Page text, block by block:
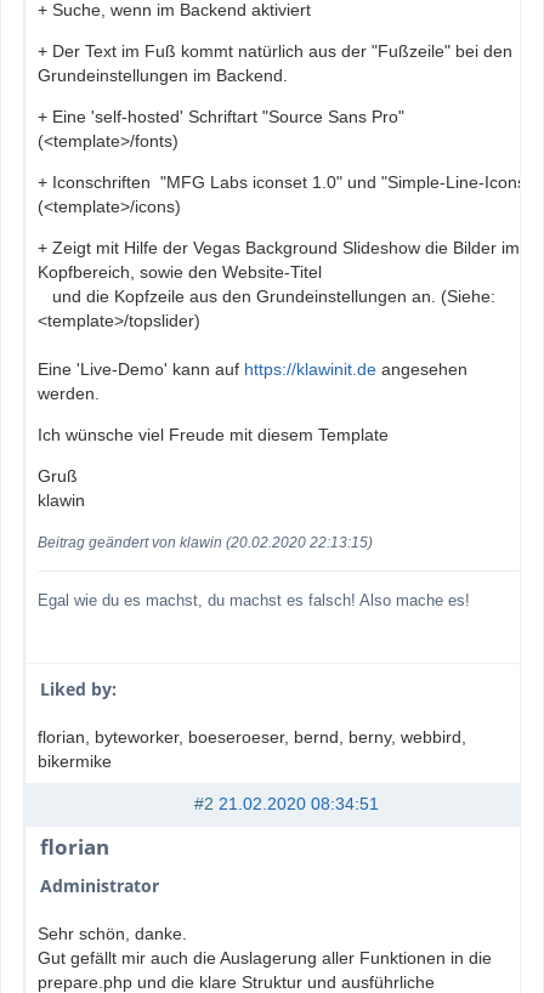
+ Suche, wenn im Backend aktiviert
+ Der Text im Fuß kommt natürlich aus der "Fußzeile" bei den
Grundeinstellungen im Backend.
+ Eine 'self-hosted' Schriftart "Source Sans Pro"
(<template>/fonts)
+ Iconschriften "MFG Labs iconset 1.0" und "Simple-Line-Icons"
(<template>/icons)
+ Zeigt mit Hilfe der Vegas Background Slideshow die Bilder im
Kopfbereich, sowie den Website-Titel
und die Kopfzeile aus den Grundeinstellungen an. (Siehe:
<template>/topslider)
Eine 'Live-Demo' kann auf https://klawinit.de angesehen
werden.
Ich wünsche viel Freude mit diesem Template
Gruß
klawin
Beitrag geändert von klawin (20.02.2020 22:13:15)
Egal wie du es machst, du machst es falsch! Also mache es!
Liked by:
florian , byteworker, boeseroeser, bernd , berny, webbird
bikermike
#2 21.02.2020 08:34:51
florian
Administrator
Sehr schön, danke.
Gut gefällt mir auch die Auslagerung aller Funktionen in die
prepare.php und die klare Struktur und ausführliche